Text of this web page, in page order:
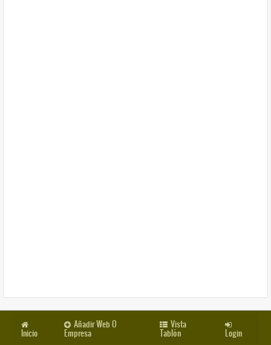
Inicio
Añadir Web O
Empresa
Vista
Tablón Login